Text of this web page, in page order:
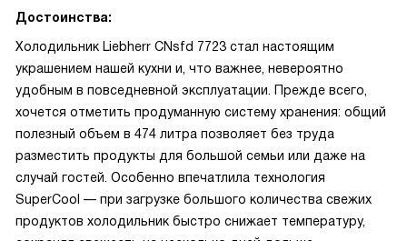
Достоинства:
Холодильник Liebherr CNsfd 7723 стал настоящим
украшением нашей кухни и, что важнее, невероятно
удобным в повседневной эксплуатации. Прежде всего,
хочется отметить продуманную систему хранения: общий
полезный объем в 474 литра позволяет без труда
разместить продукты для большой семьи или даже на
случай гостей. Особенно впечатлила технология
SuperCool — при загрузке большого количества свежих
продуктов холодильник быстро снижает температуру,